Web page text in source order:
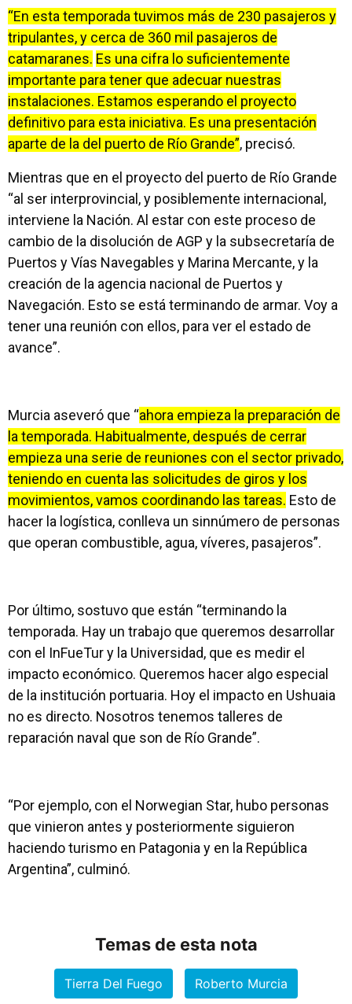
“En esta temporada tuvimos más de 230 pasajeros y
tripulantes, y cerca de 360 mil pasajeros de
catamaranes. Es una cifra lo suficientemente
importante para tener que adecuar nuestras
instalaciones. Estamos esperando el proyecto
definitivo para esta iniciativa. Es una presentación
aparte de la del puerto de Río Grande”, precisó.
Mientras que en el proyecto del puerto de Río Grande
“al ser interprovincial, y posiblemente internacional,
interviene la Nación. Al estar con este proceso de
cambio de la disolución de AGP y la subsecretaría de
Puertos y Vías Navegables y Marina Mercante, y la
creación de la agencia nacional de Puertos y
Navegación. Esto se está terminando de armar. Voy a
tener una reunión con ellos, para ver el estado de
avance”.
Murcia aseveró que “ahora empieza la preparación de
la temporada. Habitualmente, después de cerrar
empieza una serie de reuniones con el sector privado,
teniendo en cuenta las solicitudes de giros y los
movimientos, vamos coordinando las tareas. Esto de
hacer la logística, conlleva un sinnúmero de personas
que operan combustible, agua, víveres, pasajeros”.
Por último, sostuvo que están “terminando la
temporada. Hay un trabajo que queremos desarrollar
con el InFueTur y la Universidad, que es medir el
impacto económico. Queremos hacer algo especial
de la institución portuaria. Hoy el impacto en Ushuaia
no es directo. Nosotros tenemos talleres de
reparación naval que son de Río Grande”.
“Por ejemplo, con el Norwegian Star, hubo personas
que vinieron antes y posteriormente siguieron
haciendo turismo en Patagonia y en la República
Argentina”, culminó.
Temas de esta nota
Tierra Del Fuego Roberto Murcia